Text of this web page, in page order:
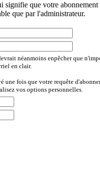
que votre
que par l'administrateur.
néanmoins enpêcher que
en clair.
une fois que votre requête
vos options personnelles.